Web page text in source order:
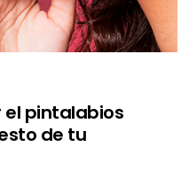
pintalabios
de tu